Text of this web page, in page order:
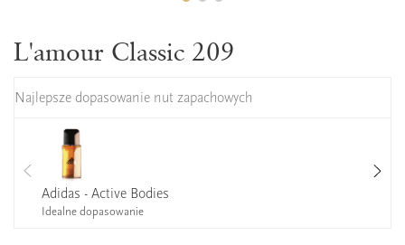
L'amour Classic 209
Najlepsze dopasowanie nut zapachowych
Adidas - Active Bodies
Idealne dopasowanie